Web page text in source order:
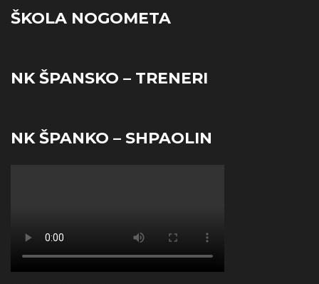
ŠKOLA NOGOMETA
NK ŠPANSKO – TRENERI
NK ŠPANKO – SHPAOLIN